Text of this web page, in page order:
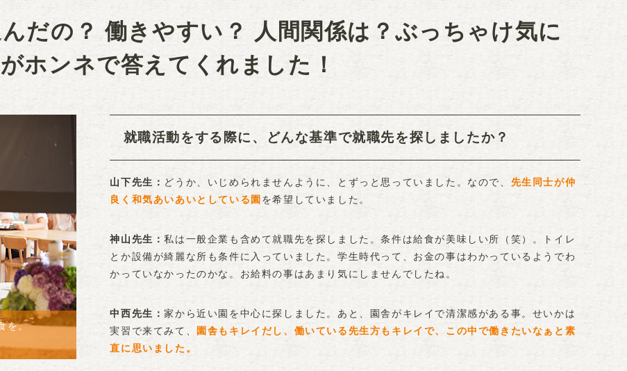
だの？ 働きやすい？ 人間関係は？ぶっちゃけ気に
ホンネで答えてくれました！
を。
就職活動をする際に、どんな基準で就職先を探しましたか？
山下先生 どうか、いじめられませんように、とずっと思っていました。なので、 先生同士が仲
良く和気あいあいとしている園を希望していました。
神山先生
私は一般企業も含めて就職先を探しました。条件は給食が美味しい所（笑）。トイレ
とか設備が綺麗な所も条件に入っていました。学生時代って、お金の事はわかっているようでわ
かっていなかったのかな。お給料の事はあまり気にしませんでしたね。
中西先生
家から近い園を中心に探しました。あと、園舎がキレイで清潔感がある事。せいかは
実習で来てみて、園舎もキレイだし、働いている先生方もキレイで、この中で働きたいなぁと素
直に思いました。